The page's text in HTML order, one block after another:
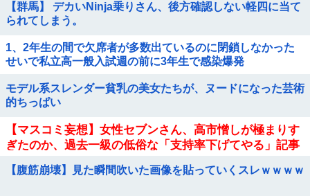
【群馬】 デカいNinja乗りさん、後方確認しない軽四に当て
られてしまう。
1、2年生の間で欠席者が多数出ているのに閉鎖しなかった
せいで私立高一般入試週の前に3年生で感染爆発
モデル系スレンダー貧乳の美女たちが、ヌードになった芸術
的ちっぱい
【マスコミ妄想】女性セブンさん、高市憎しが極まりす
ぎたのか、過去一級の低俗な「支持率下げてやる」記事
【腹筋崩壊】見た瞬間吹いた画像を貼っていくスレｗｗｗｗ